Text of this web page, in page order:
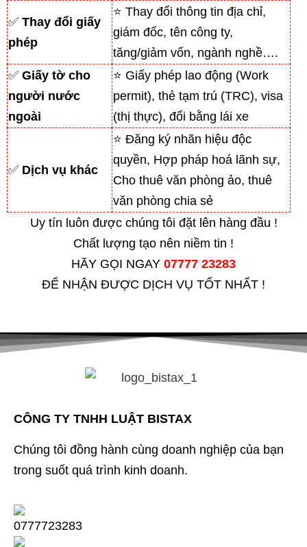
✅ Thay đổi giấy
phép
⭐ Thay đổi thông tin địa chỉ,
giám đốc, tên công ty,
tăng/giảm vốn, ngành nghề….
✅ Giấy tờ cho
người nước
ngoài
⭐ Giấy phép lao động (Work
permit), thẻ tạm trú (TRC), visa
(thị thực), đổi bằng lái xe
✅ Dịch vụ khác
⭐ Đăng ký nhãn hiệu độc
quyền, Hợp pháp hoá lãnh sự,
Cho thuê văn phòng ảo, thuê
văn phòng chia sẻ
Uy tín luôn được chúng tôi đặt lên hàng đầu !
Chất lượng tạo nên niềm tin !
HÃY GỌI NGAY 07777 23283
ĐỂ NHẬN ĐƯỢC DỊCH VỤ TỐT NHẤT !
CÔNG TY TNHH LUẬT BISTAX
Chúng tôi đồng hành cùng doanh nghiệp của bạn
trong suốt quá trình kinh doanh.